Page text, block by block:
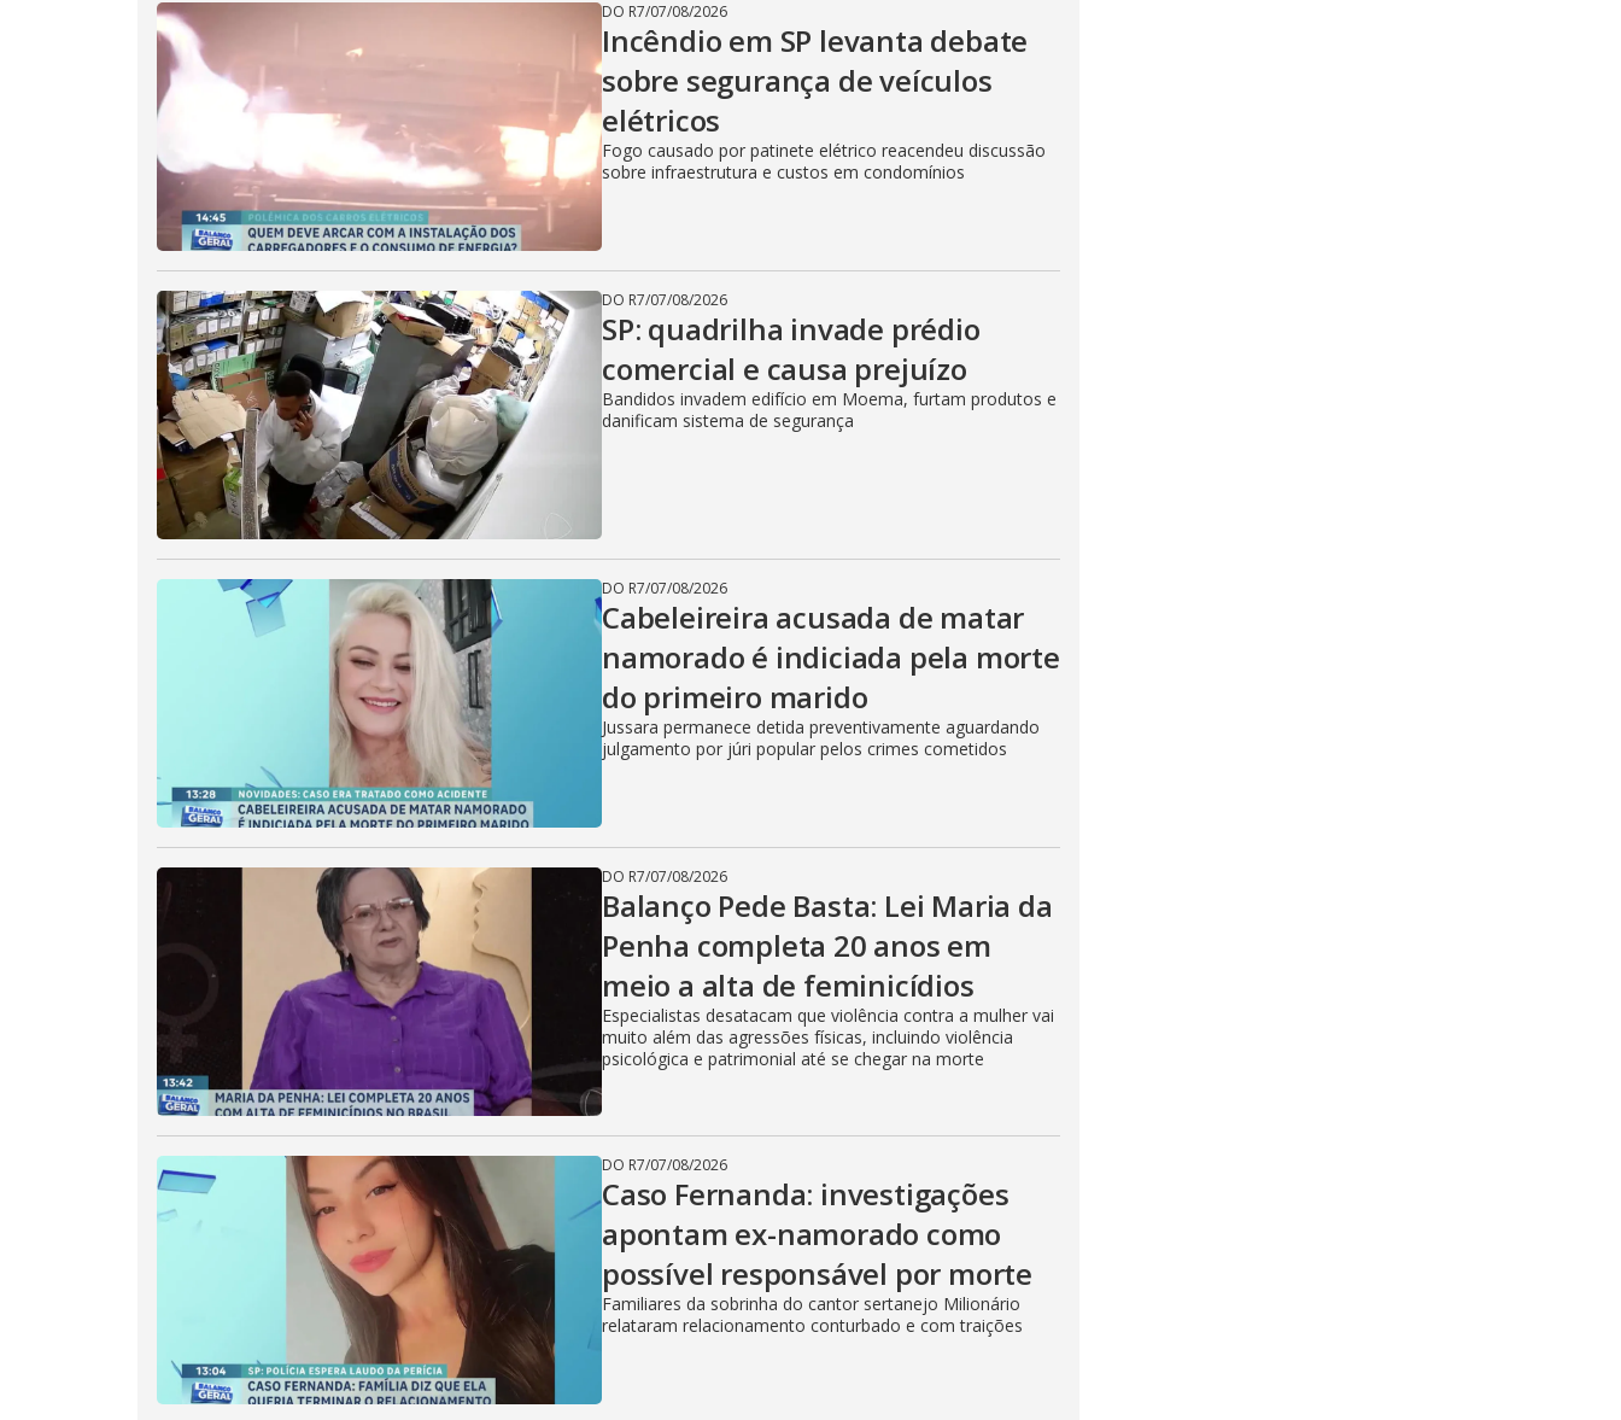
DO R7/07/08/2026
Incêndio em SP levanta debate
sobre segurança de veículos
elétricos
Fogo causado por patinete elétrico reacendeu discussão
sobre infraestrutura e custos em condomínios
DO R7/07/08/2026
SP: quadrilha invade prédio
comercial e causa prejuízo
Bandidos invadem edifício em Moema, furtam produtos e
danificam sistema de segurança
DO R7/07/08/2026
Cabeleireira acusada de matar
namorado é indiciada pela morte
do primeiro marido
Jussara permanece detida preventivamente aguardando
julgamento por júri popular pelos crimes cometidos
DO R7/07/08/2026
Balanço Pede Basta: Lei Maria da
Penha completa 20 anos em
meio a alta de feminicídios
Especialistas desatacam que violência contra a mulher vai
muito além das agressões físicas, incluindo violência
psicológica e patrimonial até se chegar na morte
DO R7/07/08/2026
Caso Fernanda: investigações
apontam ex-namorado como
possível responsável por morte
Familiares da sobrinha do cantor sertanejo Milionário
relataram relacionamento conturbado e com traições